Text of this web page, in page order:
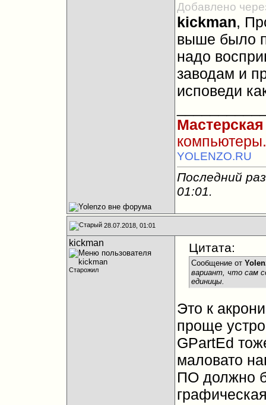
Добавлено
kickman,
выше было
надо
заводам и
исповеди
YOLENZO.RU
Последний
01:01.
28.07.2018, 01:01
kickman
Старожил
Цитата:
Сообщение от
вариант, что сам
единицы.
Это к
проще
GPartEd
маловато
ПО должно